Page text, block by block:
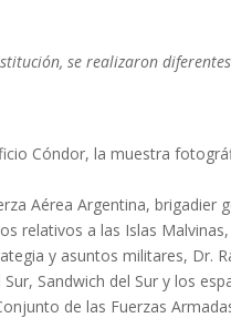
se realizaron
Cóndor, la muestra
Aérea Argentina, brigadier
relativos a las Islas Malvinas,
y asuntos militares, Dr.
Sandwich del Sur y los
de las Fuerzas